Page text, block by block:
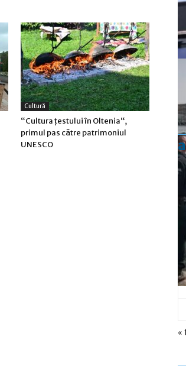
Cultură
“Cultura țestului în Oltenia“,
primul pas către patrimoniul
UNESCO
«